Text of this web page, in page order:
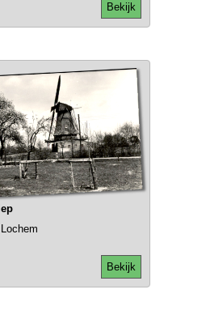
Bekijk
Bekijk